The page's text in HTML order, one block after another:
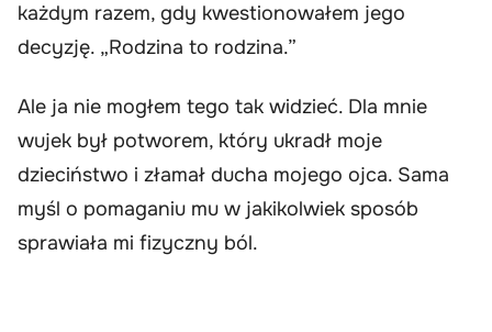
każdym razem, gdy kwestionowałem jego
decyzję. „Rodzina to rodzina.”
Ale ja nie mogłem tego tak widzieć. Dla mnie
wujek był potworem, który ukradł moje
dzieciństwo i złamał ducha mojego ojca. Sama
myśl o pomaganiu mu w jakikolwiek sposób
sprawiała mi fizyczny ból.